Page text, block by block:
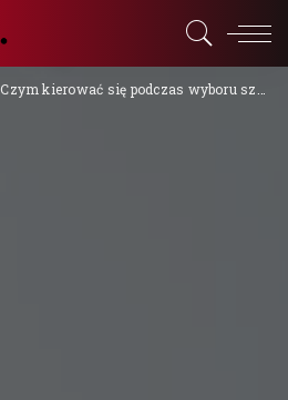
Czym kierować się podczas wyboru szkoły podstawowej dla dziecka?